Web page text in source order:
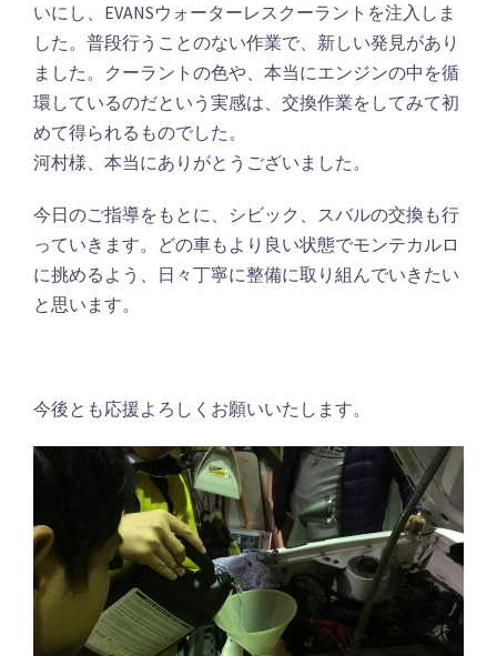
いにし、EVANSウォーターレスクーラントを注入しま
した。普段行うことのない作業で、新しい発見があり
ました。クーラントの色や、本当にエンジンの中を循
環しているのだという実感は、交換作業をしてみて初
めて得られるものでした。
河村様、本当にありがとうございました。
今日のご指導をもとに、シビック、スバルの交換も行
っていきます。どの車もより良い状態でモンテカルロ
に挑めるよう、日々丁寧に整備に取り組んでいきたい
と思います。
今後とも応援よろしくお願いいたします。